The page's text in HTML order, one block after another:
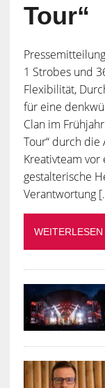
Tour“
1 Strobes und
Flexibilität,
für eine
Clan im
Tour“ durch die
Kreativteam
gestalterische
Verantwortung
WEITERLESEN